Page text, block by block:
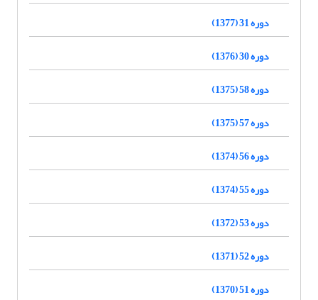
دوره 31 (1377)
دوره 30 (1376)
دوره 58 (1375)
دوره 57 (1375)
دوره 56 (1374)
دوره 55 (1374)
دوره 53 (1372)
دوره 52 (1371)
دوره 51 (1370)